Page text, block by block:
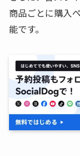
商品ごとに購入
能です。